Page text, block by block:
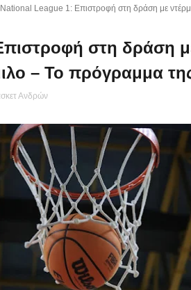
National League 1: Επιστροφή στη δράση με
στη δράση
– Το πρόγραμμα
Ανδρών